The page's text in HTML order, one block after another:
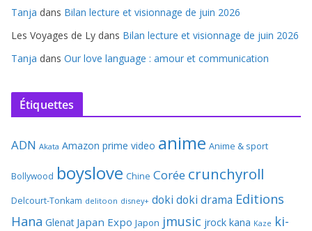
Tanja dans Bilan lecture et visionnage de juin 2026
Les Voyages de Ly dans Bilan lecture et visionnage de juin 2026
Tanja dans Our love language : amour et communication
Étiquettes
ADN Akata Amazon prime video anime Anime & sport
Bollywood boyslove Chine Corée crunchyroll
Delcourt-Tonkam delitoon disney+ doki doki drama Editions
Hana Glenat Japan Expo Japon jmusic jrock kana Kaze ki-